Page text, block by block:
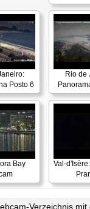
Posto 6
Rio de
Bay
Val-
Verzeichnis